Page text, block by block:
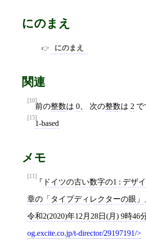
にのまえ
にのまえ
関連
[10]
前の整数は 0 、 次の整数は 2 で
[15]
1-based
メモ
[11]
ドイツの古い数字の1 : デザ
章の「タイプディレクターの眼」
令和2(2020)年12月28日(月) 9時46
og.excite.co.jp/t-director/29197191/